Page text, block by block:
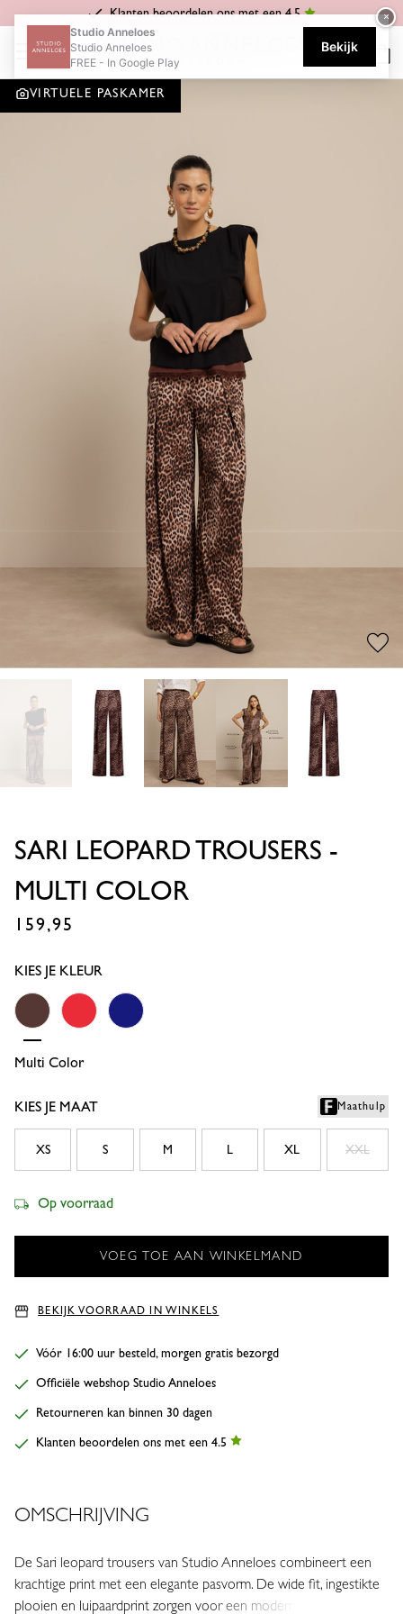
Klanten beoordelen ons met een 4.5
Home Wide fit Sari leopard trousers - multi color
VIRTUELE PASKAMER
SARI LEOPARD TROUSERS -
MULTI COLOR
159,95
KIES JE KLEUR
Multi Color
Coral Red
KIES JE MAAT Maathulp
XS S M L XL XXL
Op voorraad
BEKIJK VOORRAAD IN WINKELS
Vóór 16:00 uur besteld, morgen gratis bezorgd
Officiële webshop Studio Anneloes
Retourneren kan binnen 30 dagen
Klanten beoordelen ons met een 4.5
OMSCHRIJVING
De Sari leopard trousers van Studio Anneloes combineert een
krachtige print met een elegante pasvorm. De wide fit, ingestikte
plooien en luipaardprint zorgen voor een moderne uitstraling met
×
Studio Anneloes
Studio Anneloes
FREE - In Google Play
Bekijk